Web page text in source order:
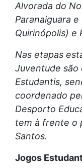
Alvorada do
Paranaiguara
Quirinópolis) e
Nas etapas
Juventude são
Estudantis,
coordenado
Desporto
tem à frente o
Santos.
Jogos